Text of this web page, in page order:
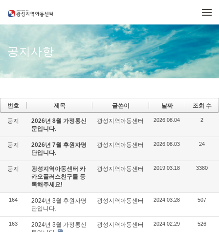
공지사항
번호 제목 글쓴이 날짜 조회 수
공지
2026년 8월 가정통신
문입니다.
광성지역아동센터 2026.08.04 2
공지
2026년 7월 후원자명
단입니다.
광성지역아동센터 2026.08.03 24
공지
광성지역아동센터 카
카오플러스친구를 등
록해주세요!
광성지역아동센터 2019.03.18 3380
164
2024년 3월 후원자명
단입니다.
광성지역아동센터 2024.03.28 507
163
2024년 3월 가정통신
광성지역아동센터 2024.02.29 526